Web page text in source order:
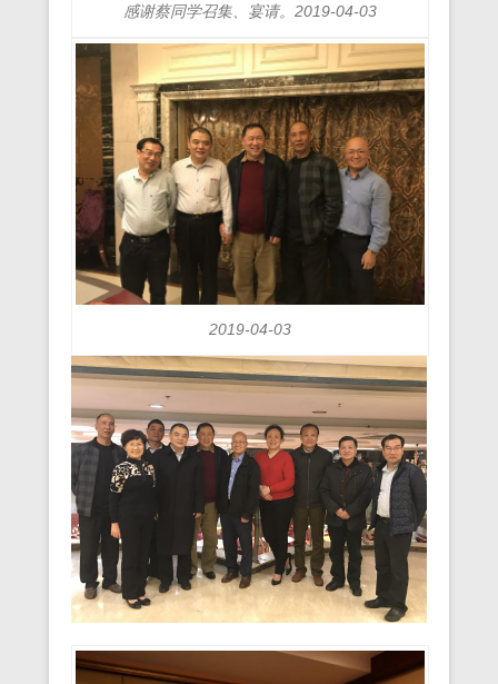
感谢蔡同学召集、宴请。2019-04-03
2019-04-03